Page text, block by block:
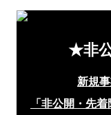
★非
新規
「非公開・先